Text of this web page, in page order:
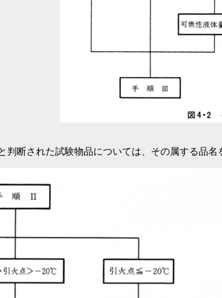
断された試験物品については、その属する品名